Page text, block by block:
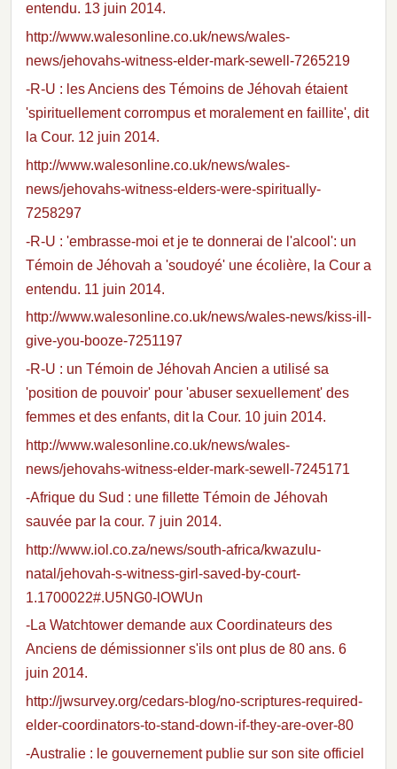
entendu. 13 juin 2014.
http://www.walesonline.co.uk/news/wales-
news/jehovahs-witness-elder-mark-sewell-7265219
-R-U : les Anciens des Témoins de Jéhovah étaient
'spirituellement corrompus et moralement en faillite', dit
la Cour. 12 juin 2014.
http://www.walesonline.co.uk/news/wales-
news/jehovahs-witness-elders-were-spiritually-
7258297
-R-U : 'embrasse-moi et je te donnerai de l'alcool': un
Témoin de Jéhovah a 'soudoyé' une écolière, la Cour a
entendu. 11 juin 2014.
http://www.walesonline.co.uk/news/wales-news/kiss-ill-
give-you-booze-7251197
-R-U : un Témoin de Jéhovah Ancien a utilisé sa
'position de pouvoir' pour 'abuser sexuellement' des
femmes et des enfants, dit la Cour. 10 juin 2014.
http://www.walesonline.co.uk/news/wales-
news/jehovahs-witness-elder-mark-sewell-7245171
-Afrique du Sud : une fillette Témoin de Jéhovah
sauvée par la cour. 7 juin 2014.
http://www.iol.co.za/news/south-africa/kwazulu-
natal/jehovah-s-witness-girl-saved-by-court-
1.1700022#.U5NG0-lOWUn
-La Watchtower demande aux Coordinateurs des
Anciens de démissionner s'ils ont plus de 80 ans. 6
juin 2014.
http://jwsurvey.org/cedars-blog/no-scriptures-required-
elder-coordinators-to-stand-down-if-they-are-over-80
-Australie : le gouvernement publie sur son site officiel